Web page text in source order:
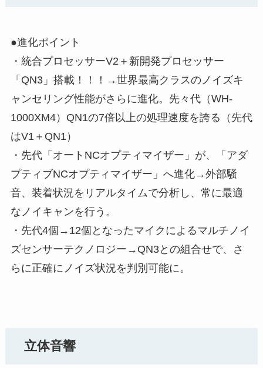
●進化ポイント
・統合プロセッサーV2＋新開発プロセッサー
「QN3」搭載！！！→世界最高クラスのノイズキ
ャンセリング性能がさらに進化。先々代（WH-
1000XM4）QN1の7倍以上の処理速度を誇る（先代
はV1＋QN1）
・先代「オートNCオプティマイザー」が、「アダ
プティブNCオプティマイザー」へ進化→外部騒
音、装着状況をリアルタイムで分析し、常に最適
なノイキャンを行う。
・先代4個→12個となったマイクによるマルチノイ
ズセンサーテクノロジー→QN3との組合せで、さ
らに正確にノイズ状況を判別可能に。
立体音響